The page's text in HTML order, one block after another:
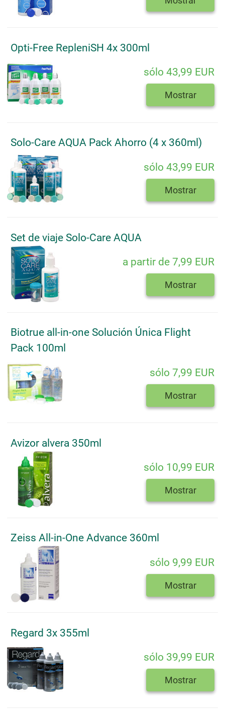
Opti-Free RepleniSH 4x 300ml
sólo 43,99 EUR
Mostrar
Solo-Care AQUA Pack Ahorro (4 x 360ml)
sólo 43,99 EUR
Mostrar
Set de viaje Solo-Care AQUA
a partir de 7,99 EUR
Mostrar
Biotrue all-in-one Solución Única Flight
Pack 100ml
sólo 7,99 EUR
Mostrar
Avizor alvera 350ml
sólo 10,99 EUR
Mostrar
Zeiss All-in-One Advance 360ml
sólo 9,99 EUR
Mostrar
Regard 3x 355ml
sólo 39,99 EUR
Mostrar